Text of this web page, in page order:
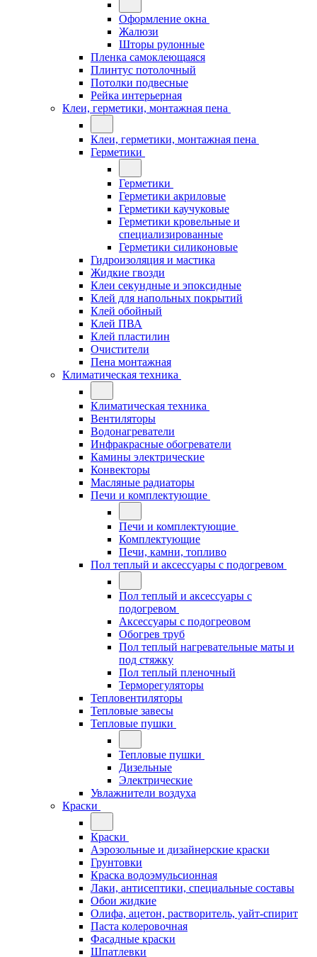
Оформление окна
Жалюзи
Шторы рулонные
Пленка самоклеющаяся
Плинтус потолочный
Потолки подвесные
Рейка интерьерная
Клеи, герметики, монтажная пена
Клеи, герметики, монтажная пена
Герметики
Герметики
Герметики акриловые
Герметики каучуковые
Герметики кровельные и
специализированные
Герметики силиконовые
Гидроизоляция и мастика
Жидкие гвозди
Клеи секундные и эпоксидные
Клей для напольных покрытий
Клей обойный
Клей ПВА
Клей пластилин
Очистители
Пена монтажная
Климатическая техника
Климатическая техника
Вентиляторы
Водонагреватели
Инфракрасные обогреватели
Камины электрические
Конвекторы
Масляные радиаторы
Печи и комплектующие
Печи и комплектующие
Комплектующие
Печи, камни, топливо
Пол теплый и аксессуары с подогревом
Пол теплый и аксессуары с
подогревом
Аксессуары с подогреовом
Обогрев труб
Пол теплый нагревательные маты и
под стяжку
Пол теплый пленочный
Терморегуляторы
Тепловентиляторы
Тепловые завесы
Тепловые пушки
Тепловые пушки
Дизельные
Электрические
Увлажнители воздуха
Краски
Краски
Аэрозольные и дизайнерские краски
Грунтовки
Краска водоэмульсионная
Лаки, антисептики, специальные составы
Обои жидкие
Олифа, ацетон, растворитель, уайт-спирит
Паста колеровочная
Фасадные краски
Шпатлевки